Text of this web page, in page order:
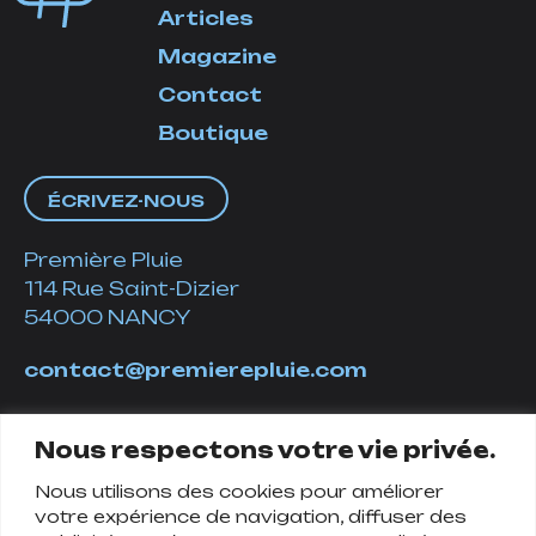
Nous respectons votre vie privée.
Nous utilisons des cookies pour améliorer
votre expérience de navigation, diffuser des
Articles
Magazine
Contact
Boutique
ÉCRIVEZ-NOUS
Première Pluie
114 Rue Saint-Dizier
54000 NANCY
contact@premierepluie.com
Suivez-nous